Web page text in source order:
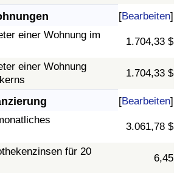
[Bearbeiten]
einer Wohnung im
1.704,33 $
einer Wohnung
1.704,33 $
[Bearbeiten]
3.061,78 $
für 20
6,45
(aktuell)
Land
Index (aktuell)
Index